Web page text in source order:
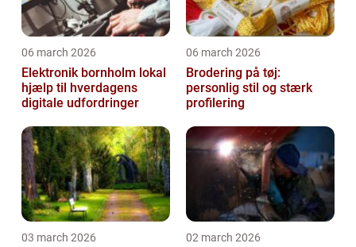
06 march 2026
Elektronik bornholm lokal
hjælp til hverdagens
digitale udfordringer
06 march 2026
Brodering på tøj:
personlig stil og stærk
profilering
03 march 2026 02 march 2026